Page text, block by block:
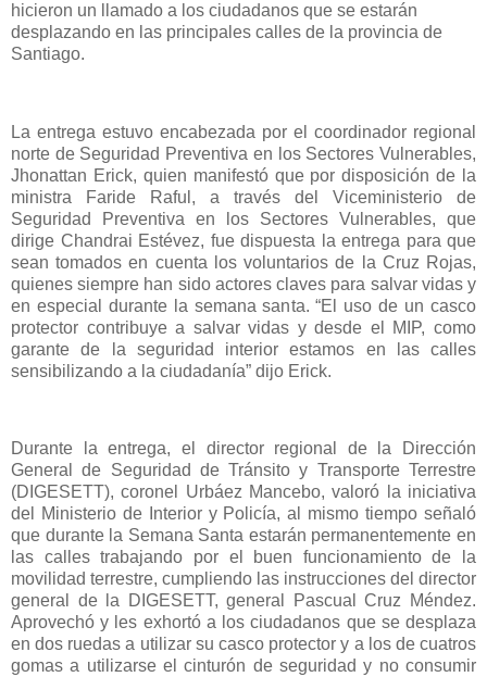
hicieron un llamado a los ciudadanos que se estarán
desplazando en las principales calles de la provincia de
Santiago.
La entrega estuvo encabezada por el coordinador regional
norte de Seguridad Preventiva en los Sectores Vulnerables,
Jhonattan Erick, quien manifestó que por disposición de la
ministra Faride Raful, a través del Viceministerio de
Seguridad Preventiva en los Sectores Vulnerables, que
dirige Chandrai Estévez, fue dispuesta la entrega para que
sean tomados en cuenta los voluntarios de la Cruz Rojas,
quienes siempre han sido actores claves para salvar vidas y
en especial durante la semana santa. “El uso de un casco
protector contribuye a salvar vidas y desde el MIP, como
garante de la seguridad interior estamos en las calles
sensibilizando a la ciudadanía” dijo Erick.
Durante la entrega, el director regional de la Dirección
General de Seguridad de Tránsito y Transporte Terrestre
(DIGESETT), coronel Urbáez Mancebo, valoró la iniciativa
del Ministerio de Interior y Policía, al mismo tiempo señaló
que durante la Semana Santa estarán permanentemente en
las calles trabajando por el buen funcionamiento de la
movilidad terrestre, cumpliendo las instrucciones del director
general de la DIGESETT, general Pascual Cruz Méndez.
Aprovechó y les exhortó a los ciudadanos que se desplaza
en dos ruedas a utilizar su casco protector y a los de cuatros
gomas a utilizarse el cinturón de seguridad y no consumir